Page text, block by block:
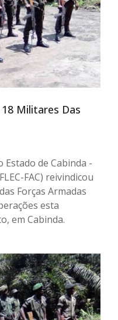
Militares Das
de Cabinda -
FAC) reivindicou
Forças Armadas
esta
em Cabinda.